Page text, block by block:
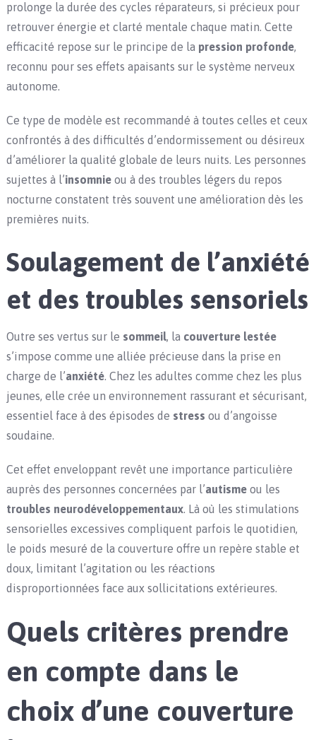
prolonge la durée des cycles réparateurs, si précieux pour
retrouver énergie et clarté mentale chaque matin. Cette
efficacité repose sur le principe de la pression profonde,
reconnu pour ses effets apaisants sur le système nerveux
autonome.
Ce type de modèle est recommandé à toutes celles et ceux
confrontés à des difficultés d’endormissement ou désireux
d’améliorer la qualité globale de leurs nuits. Les personnes
sujettes à l’insomnieou à des troubles légers du repos
nocturne constatent très souvent une amélioration dès les
premières nuits.
Soulagement de l’anxiété
et des troubles sensoriels
Outre ses vertus sur le sommeil, la couverture lestée
s’impose comme une alliée précieuse dans la prise en
charge de l’anxiété. Chez les adultes comme chez les plus
jeunes, elle crée un environnement rassurant et sécurisant,
essentiel face à des épisodes de stress ou d’angoisse
soudaine.
Cet effet enveloppant revêt une importance particulière
auprès des personnes concernées par l’autismeou les
troubles neurodéveloppementaux. Là où les stimulations
sensorielles excessives compliquent parfois le quotidien,
le poids mesuré de la couverture offre un repère stable et
doux, limitant l’agitation ou les réactions
disproportionnées face aux sollicitations extérieures.
Quels critères prendre
en compte dans le
choix d’une couverture